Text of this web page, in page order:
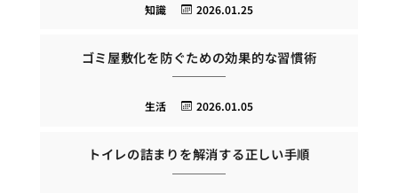
2026.01.25
知識
ゴミ屋敷化を防ぐための効果的な習慣術
2026.01.05
生活
トイレの詰まりを解消する正しい手順